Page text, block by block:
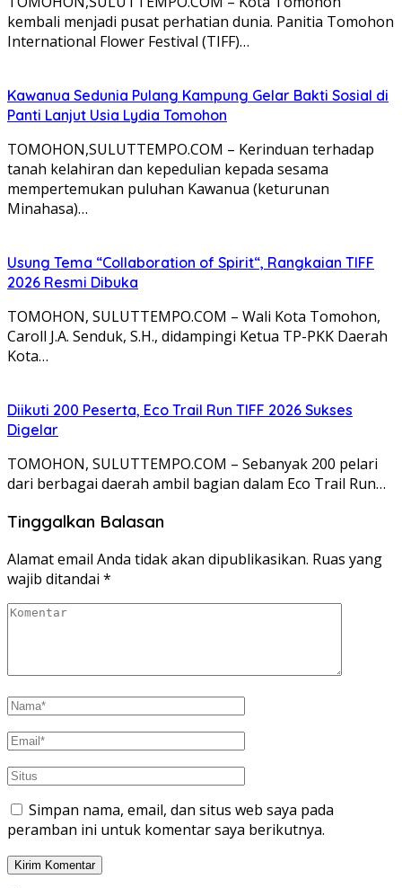
kembali menjadi pusat perhatian dunia. Panitia Tomohon
International Flower Festival (TIFF)…
Kawanua Sedunia Pulang Kampung Gelar Bakti Sosial di
Panti Lanjut Usia Lydia Tomohon
TOMOHON,SULUTTEMPO.COM – Kerinduan terhadap
tanah kelahiran dan kepedulian kepada sesama
mempertemukan puluhan Kawanua (keturunan
Minahasa)…
Usung Tema “Collaboration of Spirit“, Rangkaian TIFF
2026 Resmi Dibuka
TOMOHON, SULUTTEMPO.COM – Wali Kota Tomohon,
Caroll J.A. Senduk, S.H., didampingi Ketua TP-PKK Daerah
Kota…
Diikuti 200 Peserta, Eco Trail Run TIFF 2026 Sukses
Digelar
TOMOHON, SULUTTEMPO.COM – Sebanyak 200 pelari
dari berbagai daerah ambil bagian dalam Eco Trail Run…
Tinggalkan Balasan
Alamat email Anda tidak akan dipublikasikan. Ruas yang
wajib ditandai *
Simpan nama, email, dan situs web saya pada
peramban ini untuk komentar saya berikutnya.